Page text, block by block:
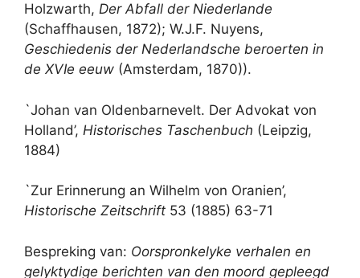
Holzwarth, Der Abfall der Niederlande
(Schaffhausen, 1872); W.J.F. Nuyens,
Geschiedenis der Nederlandsche beroerten in
de XVIe eeuw (Amsterdam, 1870)).
`Johan van Oldenbarnevelt. Der Advokat von
Holland’, Historisches Taschenbuch (Leipzig,
1884)
`Zur Erinnerung an Wilhelm von Oranien’,
Historische Zeitschrift 53 (1885) 63-71
Bespreking van: Oorspronkelyke verhalen en
gelyktydige berichten van den moord gepleegd